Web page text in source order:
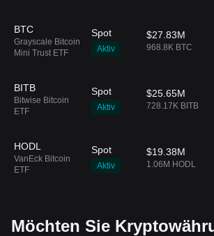
BTC
Grayscale Bitcoin
Mini Trust ETF
Spot
Aktiv
$27.83M
968.8K BTC
BITB
Bitwise Bitcoin
ETF
Spot
Aktiv
$25.65M
728.17K BITB
HODL
VanEck Bitcoin
ETF
Spot
Aktiv
$19.38M
1.06M HODL
Möchten Sie